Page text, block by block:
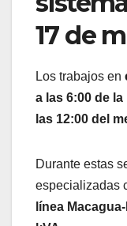
17 de
Los trabajos en
a las 6:00 de
las 12:00 del
Durante estas
especializadas
línea